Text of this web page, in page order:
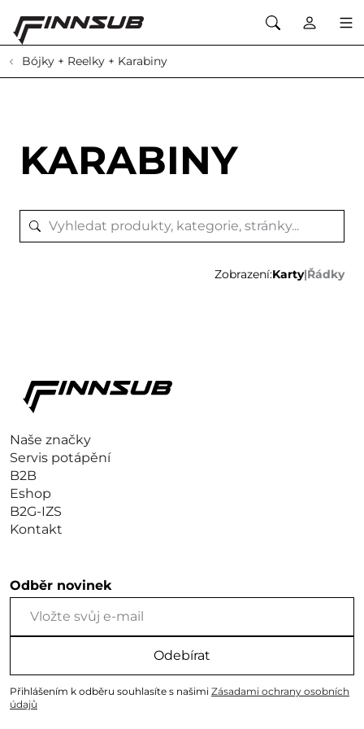
Bójky + Reelky + Karabiny
KARABINY
Zobrazení:Karty|Řádky
Naše značky
Servis potápění
B2B
Eshop
B2G-IZS
Kontakt
Odběr novinek
Odebírat
Přihlášením k odběru souhlasíte s našimi Zásadami ochrany osobních
údajů